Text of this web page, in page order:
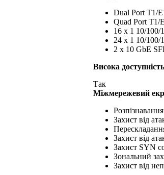
Dual Port T1/
Quad Port T1/
16 x 1 10/100/
24 x 1 10/100/
2 x 10 GbE
Висока доступність
Так
Міжмережевий
Захист від
Захист від
Захист SYN
Зональний
Захист від